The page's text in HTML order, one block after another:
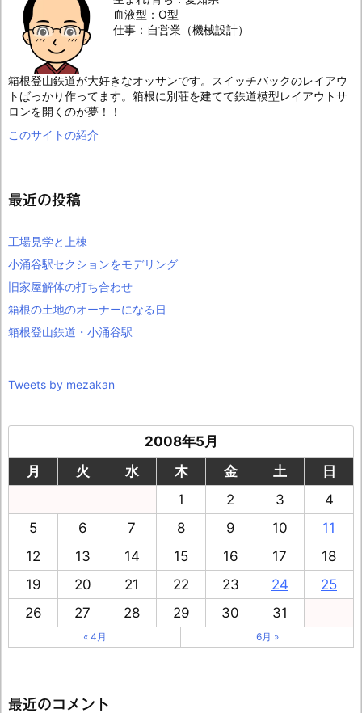
血液型：O型
仕事：自営業（機械設計）
箱根登山鉄道が大好きなオッサンです。スイッチバックのレイアウ
トばっかり作ってます。箱根に別荘を建てて鉄道模型レイアウトサ
ロンを開くのが夢！！
このサイトの紹介
最近の投稿
工場見学と上棟
小涌谷駅セクションをモデリング
旧家屋解体の打ち合わせ
箱根の土地のオーナーになる日
箱根登山鉄道・小涌谷駅
Tweets by mezakan
2008年5月
月
火 水 木 金 土
日
1
2 3
4
5
6 7 8 9 10
11
12
13 14 15 16 17
18
19
20 21 22 23 24
25
26
27 28 29 30 31
« 4月 6月 »
最近のコメント